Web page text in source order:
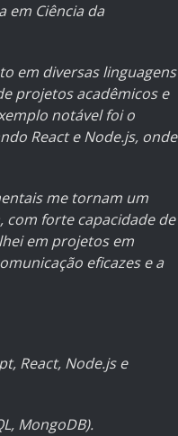
em Ciência da
em diversas linguagens
projetos acadêmicos e
notável foi o
React e Node.js, onde
me tornam um
com forte capacidade de
em projetos em
eficazes e a
React, Node.js e
MongoDB).